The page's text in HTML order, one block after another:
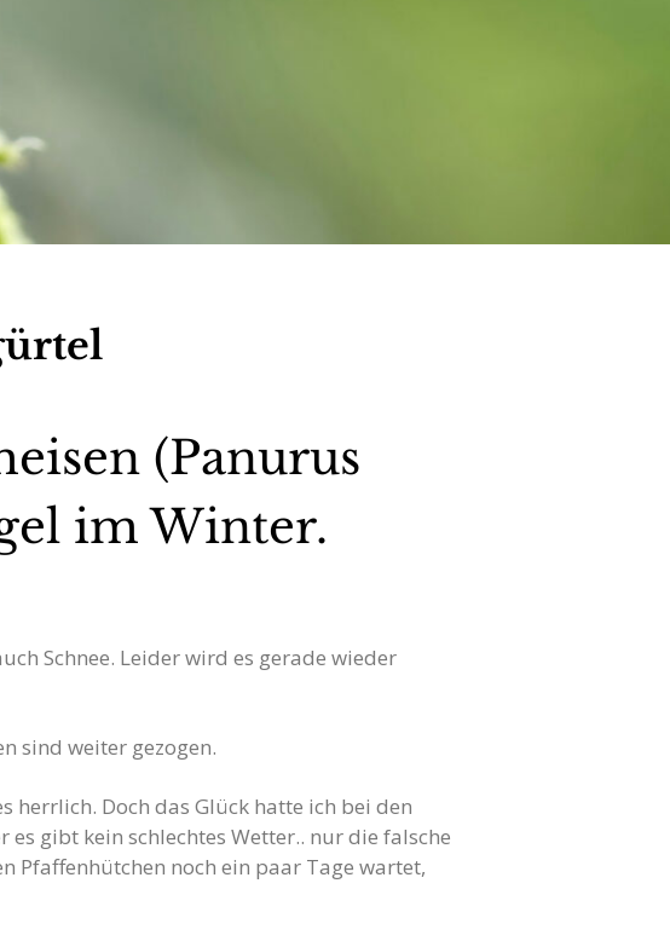
(Panurus
im Winter.
Schnee. Leider wird es gerade wieder
sind weiter gezogen.
herrlich. Doch das Glück hatte ich bei den
gibt kein schlechtes Wetter.. nur die falsche
Pfaffenhütchen noch ein paar Tage wartet,